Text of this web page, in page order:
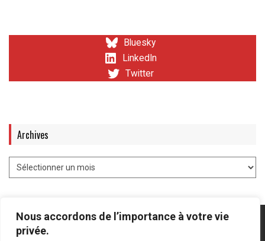
Nous accordons de l’importance à votre vie
privée.
Bluesky
LinkedIn
Twitter
Archives